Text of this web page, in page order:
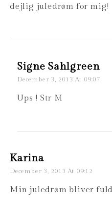
dejlig juledrøm for mig!
Signe Sahlgreen
December 3, 2013 At 09:07
Ups ! Str M
Karina
December 3, 2013 At 09:12
Min juledrøm bliver